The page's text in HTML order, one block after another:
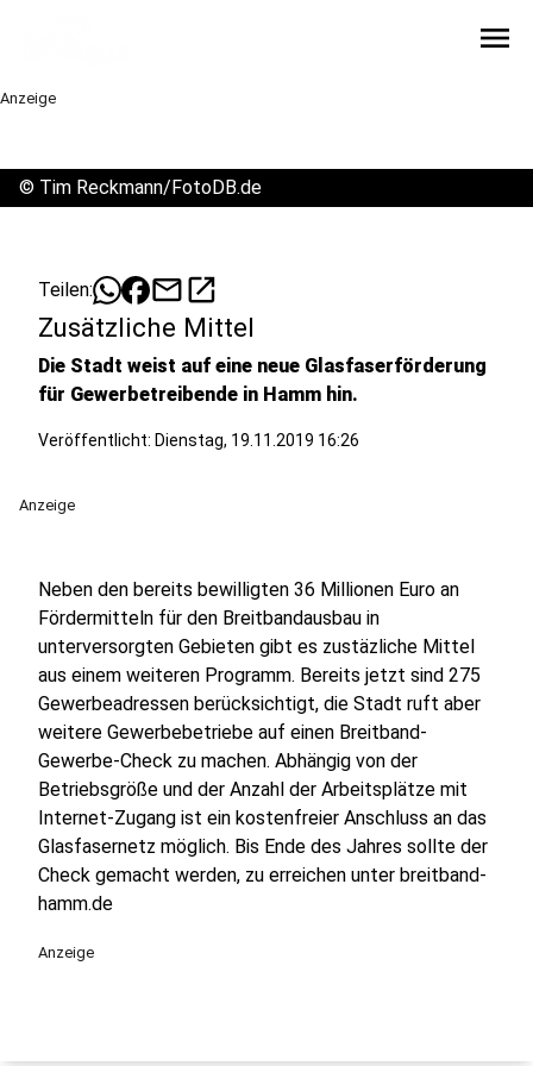
menu
Anzeige
© Tim Reckmann/FotoDB.de
Teilen: mailopen_in_new
Zusätzliche Mittel
Die Stadt weist auf eine neue Glasfaserförderung
für Gewerbetreibende in Hamm hin.
Veröffentlicht: Dienstag, 19.11.2019 16:26
Anzeige
Neben den bereits bewilligten 36 Millionen Euro an
Fördermitteln für den Breitbandausbau in
unterversorgten Gebieten gibt es zustäzliche Mittel
aus einem weiteren Programm. Bereits jetzt sind 275
Gewerbeadressen berücksichtigt, die Stadt ruft aber
weitere Gewerbebetriebe auf einen Breitband-
Gewerbe-Check zu machen. Abhängig von der
Betriebsgröße und der Anzahl der Arbeitsplätze mit
Internet-Zugang ist ein kostenfreier Anschluss an das
Glasfasernetz möglich. Bis Ende des Jahres sollte der
Check gemacht werden, zu erreichen unter breitband-
hamm.de
Anzeige